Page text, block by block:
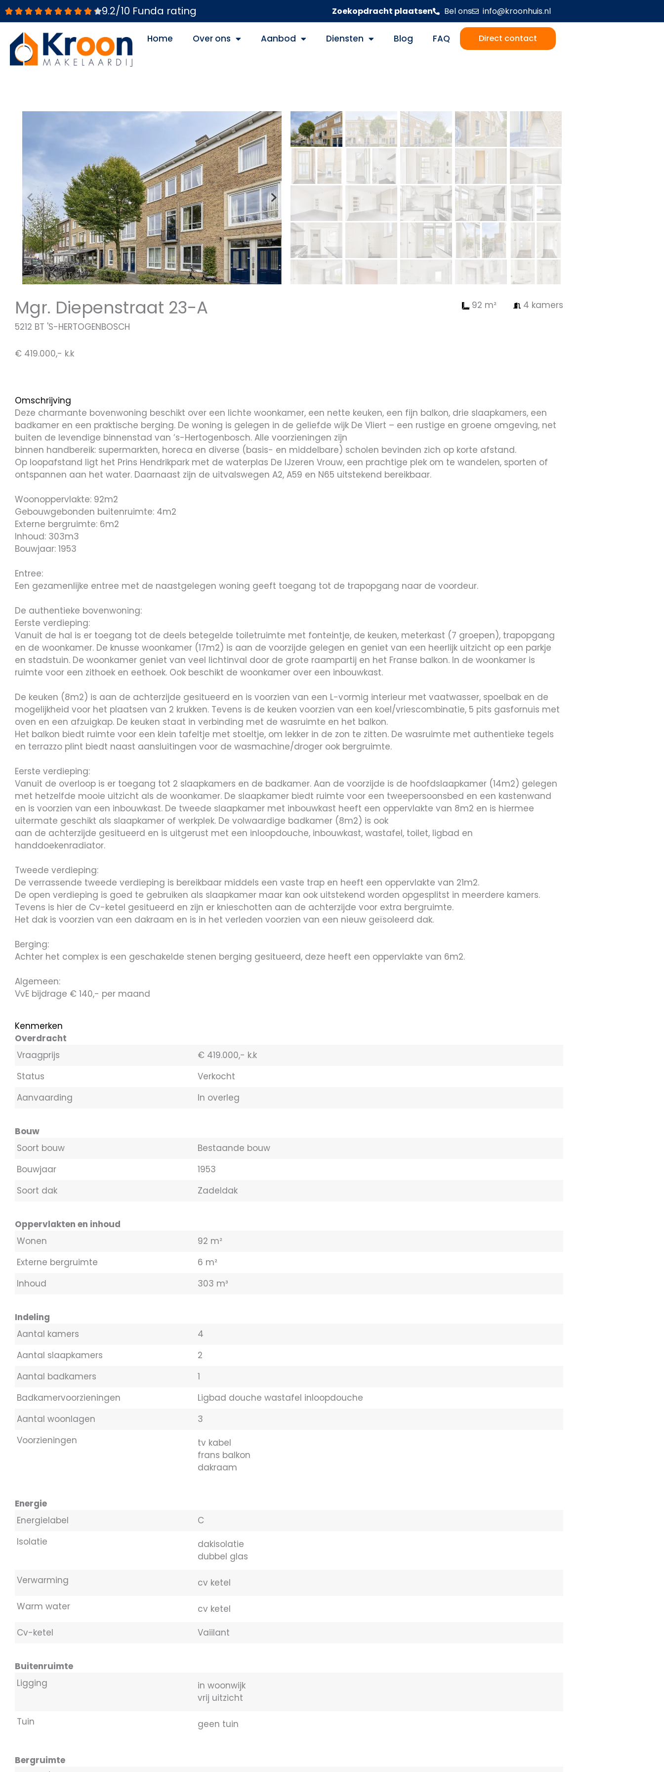
Ga
naar
inhoud
9.2/10 Funda rating Zoekopdracht plaatsen Bel ons info@kroonhuis.nl
Home Over ons Aanbod Diensten Blog FAQ Direct contact
Mgr. Diepenstraat 23-A
5212 BT 'S-HERTOGENBOSCH
€ 419.000,- k.k
92 m² 4 kamers
Omschrijving
Deze charmante bovenwoning beschikt over een lichte woonkamer, een nette keuken, een fijn balkon, drie slaapkamers, een
badkamer en een praktische berging. De woning is gelegen in de geliefde wijk De Vliert – een rustige en groene omgeving, net
buiten de levendige binnenstad van ’s-Hertogenbosch. Alle voorzieningen zijn
binnen handbereik: supermarkten, horeca en diverse (basis- en middelbare) scholen bevinden zich op korte afstand.
Op loopafstand ligt het Prins Hendrikpark met de waterplas De IJzeren Vrouw, een prachtige plek om te wandelen, sporten of
ontspannen aan het water. Daarnaast zijn de uitvalswegen A2, A59 en N65 uitstekend bereikbaar.
Woonoppervlakte: 92m2
Gebouwgebonden buitenruimte: 4m2
Externe bergruimte: 6m2
Inhoud: 303m3
Bouwjaar: 1953
Entree:
Een gezamenlijke entree met de naastgelegen woning geeft toegang tot de trapopgang naar de voordeur.
De authentieke bovenwoning:
Eerste verdieping:
Vanuit de hal is er toegang tot de deels betegelde toiletruimte met fonteintje, de keuken, meterkast (7 groepen), trapopgang
en de woonkamer. De knusse woonkamer (17m2) is aan de voorzijde gelegen en geniet van een heerlijk uitzicht op een parkje
en stadstuin. De woonkamer geniet van veel lichtinval door de grote raampartij en het Franse balkon. In de woonkamer is
ruimte voor een zithoek en eethoek. Ook beschikt de woonkamer over een inbouwkast.
De keuken (8m2) is aan de achterzijde gesitueerd en is voorzien van een L-vormig interieur met vaatwasser, spoelbak en de
mogelijkheid voor het plaatsen van 2 krukken. Tevens is de keuken voorzien van een koel/vriescombinatie, 5 pits gasfornuis met
oven en een afzuigkap. De keuken staat in verbinding met de wasruimte en het balkon.
Het balkon biedt ruimte voor een klein tafeltje met stoeltje, om lekker in de zon te zitten. De wasruimte met authentieke tegels
en terrazzo plint biedt naast aansluitingen voor de wasmachine/droger ook bergruimte.
Eerste verdieping:
Vanuit de overloop is er toegang tot 2 slaapkamers en de badkamer. Aan de voorzijde is de hoofdslaapkamer (14m2) gelegen
met hetzelfde mooie uitzicht als de woonkamer. De slaapkamer biedt ruimte voor een tweepersoonsbed en een kastenwand
en is voorzien van een inbouwkast. De tweede slaapkamer met inbouwkast heeft een oppervlakte van 8m2 en is hiermee
uitermate geschikt als slaapkamer of werkplek. De volwaardige badkamer (8m2) is ook
aan de achterzijde gesitueerd en is uitgerust met een inloopdouche, inbouwkast, wastafel, toilet, ligbad en
handdoekenradiator.
Tweede verdieping:
De verrassende tweede verdieping is bereikbaar middels een vaste trap en heeft een oppervlakte van 21m2.
De open verdieping is goed te gebruiken als slaapkamer maar kan ook uitstekend worden opgesplitst in meerdere kamers.
Tevens is hier de Cv-ketel gesitueerd en zijn er knieschotten aan de achterzijde voor extra bergruimte.
Het dak is voorzien van een dakraam en is in het verleden voorzien van een nieuw geïsoleerd dak.
Berging:
Achter het complex is een geschakelde stenen berging gesitueerd, deze heeft een oppervlakte van 6m2.
Algemeen:
VvE bijdrage € 140,- per maand
Kenmerken
Overdracht
Vraagprijs
€ 419.000,- k.k
Status
Verkocht
Aanvaarding
In overleg
Bouw
Soort bouw
Bestaande bouw
Bouwjaar
1953
Soort dak
Zadeldak
Oppervlakten en inhoud
Wonen
92 m²
Externe bergruimte
6 m²
Inhoud
303 m³
Indeling
Aantal kamers
4
Aantal slaapkamers
2
Aantal badkamers
1
Badkamervoorzieningen
Ligbad douche wastafel inloopdouche
Aantal woonlagen
3
Voorzieningen
tv kabel
frans balkon
dakraam
Energie
Energielabel
C
Isolatie
dakisolatie
dubbel glas
Verwarming
cv ketel
Warm water
cv ketel
Cv-ketel
Vaiilant
Buitenruimte
Ligging
in woonwijk
vrij uitzicht
Tuin
geen tuin
Bergruimte